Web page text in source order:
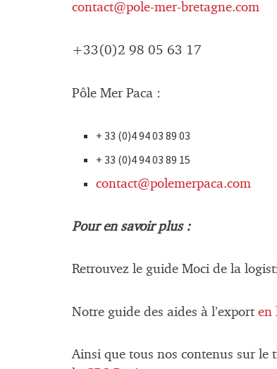
contact@pole-mer-bretagne.com
+33(0)2 98 05 63 17
Pôle Mer Paca :
+ 33 (0)4 94 03 89 03
+ 33 (0)4 94 03 89 15
contact@polemerpaca.com
Pour en savoir plus :
Retrouvez le guide Moci de la
Notre guide des aides à l’export en
Ainsi que tous nos contenus sur le